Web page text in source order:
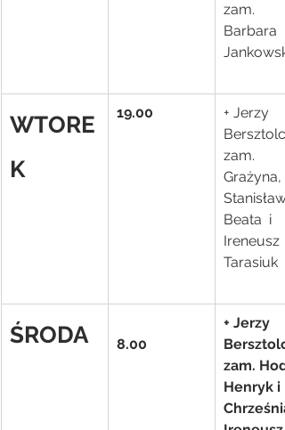
zam.
Barbara
WTORE
K
19.00
+ Jerzy
zam.
Grażyna,
Stanisław,
Beata  i
Ireneusz
Tarasiuk
ŚRODA 8.00
+ Jerzy
zam.
Henryk i